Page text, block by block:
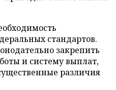
стандартов.
закрепить
и систему выплат,
различия